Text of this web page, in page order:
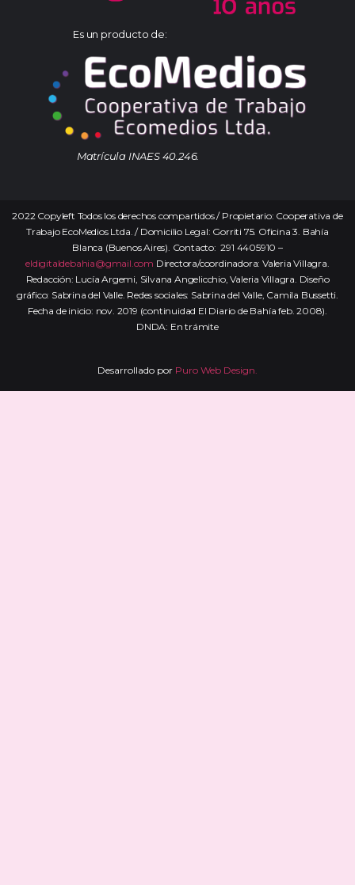
Es un producto de:
Matrícula INAES 40.246.
2022 Copyleft Todos los derechos compartidos / Propietario: Cooperativa de
Trabajo EcoMedios Ltda. / Domicilio Legal: Gorriti 75. Oficina 3. Bahía
Blanca (Buenos Aires). Contacto: 291 4405910 –
eldigitaldebahia@gmail.com Directora/coordinadora: Valeria Villagra.
Redacción: Lucía Argemi, Silvana Angelicchio, Valeria Villagra. Diseño
gráfico: Sabrina del Valle. Redes sociales: Sabrina del Valle, Camila Bussetti.
Fecha de inicio: nov. 2019 (continuidad El Diario de Bahía feb. 2008).
DNDA: En trámite
Desarrollado por Puro Web Design.